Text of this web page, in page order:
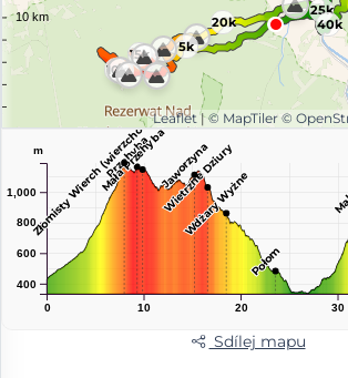
40k
20k
10k
5k
15k
25k
Leaflet | © MapTiler ©
0 10 20 30
400
600
800
1,000
m Przehyba
Połom
Mała PrzehybaWietrzne Dziury
Jaworzyna
Wdżary Wyżne
Złomisty Wierch (wierzchołek północny)
Sdílej mapu